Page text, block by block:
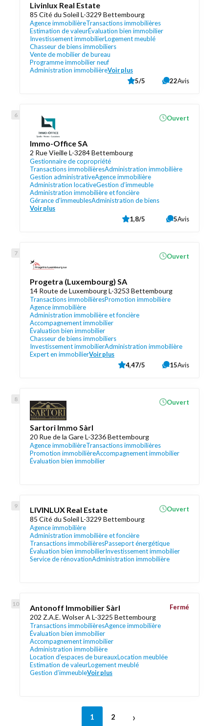
Livinlux Real Estate
85 Cité du Soleil L-3229 Bettembourg
Agence immobilièreTransactions immobilières
Estimation de valeurÉvaluation bien immobilier
Investissement immobilierLogement meublé
Chasseur de biens immobiliers
Vente de mobilier de bureau
Programme immobilier neuf
Administration immobilièreVoir plus
5/5 22Avis
Immo-Office SA
2 Rue Vieille L-3284 Bettembourg
Gestionnaire de copropriété
Transactions immobilièresAdministration immobilière
Gestion administrativeAgence immobilière
Administration locativeGestion d’immeuble
Administration immobilière et foncière
Gérance d'immeublesAdministration de biens
Voir plus
Ouvert
1,8/5 5Avis
Progetra (Luxembourg) SA
14 Route de Luxembourg L-3253 Bettembourg
Transactions immobilièresPromotion immobilière
Agence immobilière
Administration immobilière et foncière
Accompagnement immobilier
Évaluation bien immobilier
Chasseur de biens immobiliers
Investissement immobilierAdministration immobilière
Expert en immobilierVoir plus
Ouvert
4,47/5 15Avis
Sartori Immo Sàrl
20 Rue de la Gare L-3236 Bettembourg
Agence immobilièreTransactions immobilières
Promotion immobilièreAccompagnement immobilier
Évaluation bien immobilier
Ouvert
LIVINLUX Real Estate
85 Cité du Soleil L-3229 Bettembourg
Agence immobilière
Administration immobilière et foncière
Transactions immobilièresPasseport énergétique
Évaluation bien immobilierInvestissement immobilier
Service de rénovationAdministration immobilière
Ouvert
Antonoff Immobilier Sàrl
202 Z.A.E. Wolser A L-3225 Bettembourg
Transactions immobilièresAgence immobilière
Évaluation bien immobilier
Accompagnement immobilier
Administration immobilière
Location d’espaces de bureauxLocation meublée
Estimation de valeurLogement meublé
Gestion d’immeubleVoir plus
Fermé
1 2 ›